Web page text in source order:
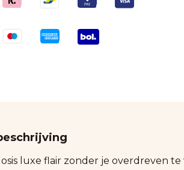
luxe flair zonder je overdreven